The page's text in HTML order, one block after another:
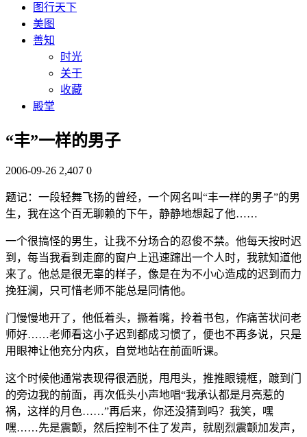
图行天下
美图
善知
时光
关于
收藏
殿堂
“丰”一样的男子
2006-09-26 2,407 0
题记：一段轻舞飞扬的曾经，一个网名叫“丰一样的男子”的男
生，我在这个百无聊赖的下午，静静地想起了他……
一个很搞怪的男生，让我不分场合的忍俊不禁。他每天按时迟
到，每当我看到走廊的窗户上迅速蹿出一个人时，我就知道他
来了。他总是很无辜的样子，像是在为不小心造成的迟到而力
挽狂澜，只可惜老师不能总是同情他。
门慢慢地开了，他低着头，撅着嘴，拎着书包，作痛苦状问老
师好……老师看这小子迟到都成习惯了，便也不再多说，只是
用眼神让他充分内疚，自觉地站在前面听课。
这个时候他通常表现得很洒脱，甩甩头，推推眼镜框，踱到门
的旁边我的前面，再次低头小声地唱“我承认都是月亮惹的
祸，这样的月色……”再后来，你还没猜到吗？我笑，嘿
嘿……先是震颤，然后控制不住了发声，就剧烈震颤加发声，